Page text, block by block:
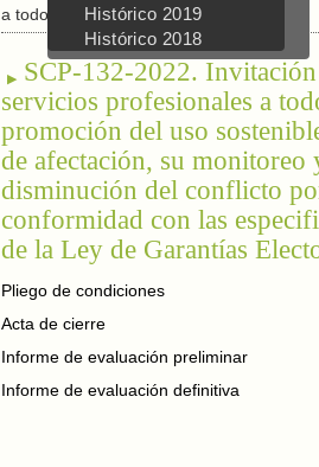
Histórico 2019
Histórico 2018
a todo costo (Cerrada)
SCP-132-2022.
servicios profesionales a
promoción del uso
de afectación, su monitoreo
disminución del conflicto
conformidad con las
de la Ley de Garantías
Pliego de condiciones
Acta de cierre
Informe de evaluación preliminar
Informe de evaluación definitiva